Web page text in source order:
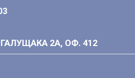
2А, ОФ. 412